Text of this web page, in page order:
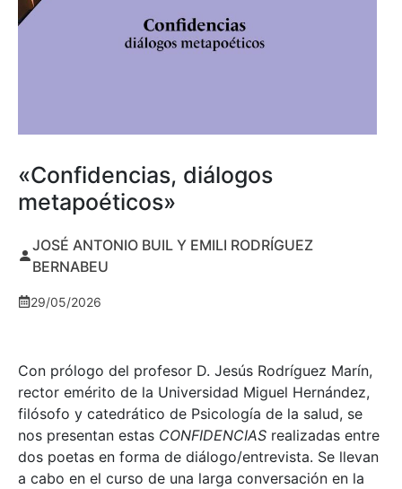
«Confidencias, diálogos
metapoéticos»
JOSÉ ANTONIO BUIL Y EMILI RODRÍGUEZ
BERNABEU
29/05/2026
Con prólogo del profesor D. Jesús Rodríguez Marín,
rector emérito de la Universidad Miguel Hernández,
filósofo y catedrático de Psicología de la salud, se
nos presentan estas CONFIDENCIAS realizadas entre
dos poetas en forma de diálogo/entrevista. Se llevan
a cabo en el curso de una larga conversación en la